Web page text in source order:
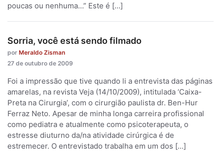
poucas ou nenhuma…” Este é […]
Sorria, você está sendo filmado
por Meraldo Zisman
27 de outubro de 2009
Foi a impressão que tive quando li a entrevista das páginas
amarelas, na revista Veja (14/10/2009), intitulada ‘Caixa-
Preta na Cirurgia’, com o cirurgião paulista dr. Ben-Hur
Ferraz Neto. Apesar de minha longa carreira profissional
como pediatra e atualmente como psicoterapeuta, o
estresse diuturno da/na atividade cirúrgica é de
estremecer. O entrevistado trabalha em um dos […]